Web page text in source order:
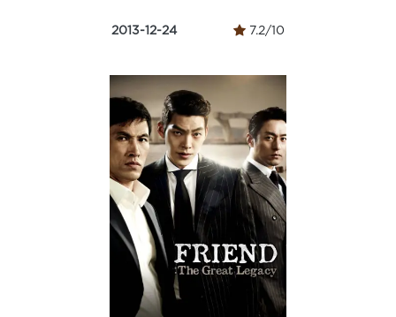
2013-12-24 7.2/10